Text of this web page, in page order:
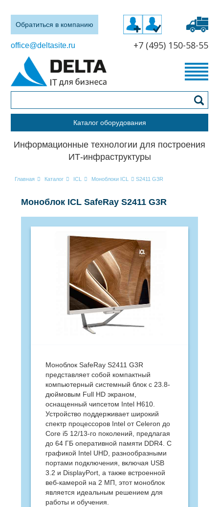
Обратиться в компанию
office@deltasite.ru +7 (495) 150-58-55
Каталог оборудования
Информационные технологии для построения
ИТ-инфраструктуры
Главная Каталог ICL Моноблоки ICL S2411 G3R
Моноблок ICL SafeRay S2411 G3R
Моноблок SafeRay S2411 G3R
представляет собой компактный
компьютерный системный блок с 23.8-
дюймовым Full HD экраном,
оснащенный чипсетом Intel H610.
Устройство поддерживает широкий
спектр процессоров Intel от Celeron до
Core i5 12/13-го поколений, предлагая
до 64 ГБ оперативной памяти DDR4. С
графикой Intel UHD, разнообразными
портами подключения, включая USB
3.2 и DisplayPort, а также встроенной
веб-камерой на 2 МП, этот моноблок
является идеальным решением для
работы и обучения.